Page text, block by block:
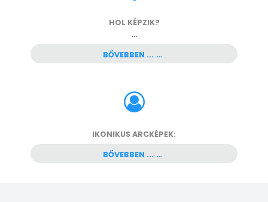
HOL KÉPZIK?
...
BŐVEBBEN ...
IKONIKUS ARCKÉPEK:
BŐVEBBEN ...